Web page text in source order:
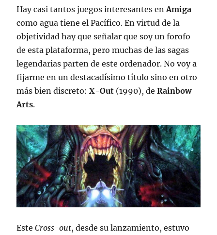
Hay casi tantos juegos interesantes enAmiga
como agua tiene el Pacífico. En virtud de la
objetividad hay que señalar que soy un forofo
de esta plataforma, pero muchas de las sagas
legendarias parten de este ordenador. No voy a
fijarme en un destacadísimo título sino en otro
más bien discreto:X-Out (1990), deRainbow
Arts.
EsteCross-out, desde su lanzamiento, estuvo